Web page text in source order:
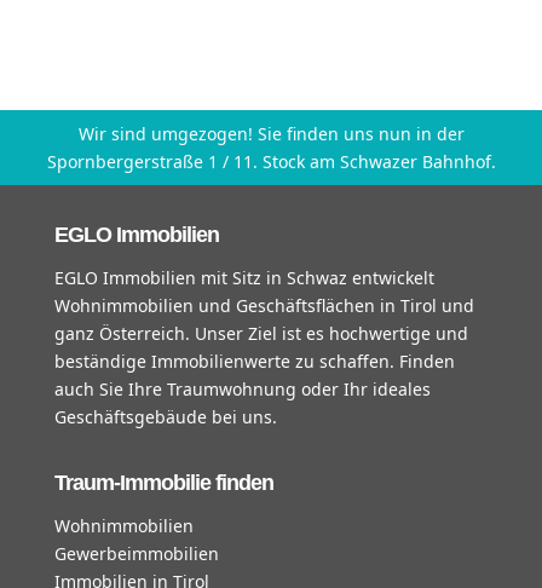
EGLO Immobilien
EGLO Immobilien mit Sitz in Schwaz entwickelt
Wohnimmobilien und Geschäftsflächen in Tirol und
ganz Österreich. Unser Ziel ist es hochwertige und
beständige Immobilienwerte zu schaffen. Finden
auch Sie Ihre Traumwohnung oder Ihr ideales
Geschäftsgebäude bei uns.
Traum-Immobilie finden
Wohnimmobilien
Gewerbeimmobilien
Immobilien in Tirol
Wir sind umgezogen! Sie finden uns nun in der
Spornbergerstraße 1 / 11. Stock am Schwazer Bahnhof.